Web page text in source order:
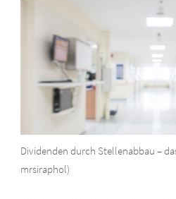
Dividenden durch Stellenabbau –
mrsiraphol)